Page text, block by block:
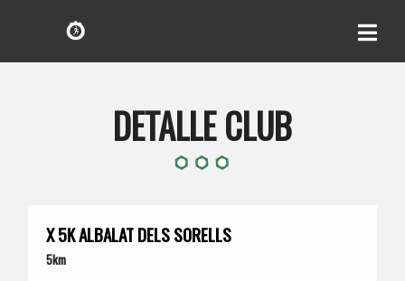
DETALLE CLUB
X 5K ALBALAT DELS SORELLS
5km